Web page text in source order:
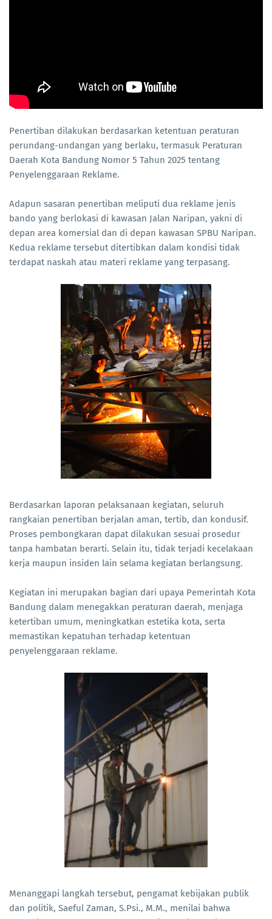
Penertiban dilakukan berdasarkan ketentuan peraturan
perundang-undangan yang berlaku, termasuk Peraturan
Daerah Kota Bandung Nomor 5 Tahun 2025 tentang
Penyelenggaraan Reklame.
Adapun sasaran penertiban meliputi dua reklame jenis
bando yang berlokasi di kawasan Jalan Naripan, yakni di
depan area komersial dan di depan kawasan SPBU Naripan.
Kedua reklame tersebut ditertibkan dalam kondisi tidak
terdapat naskah atau materi reklame yang terpasang.
Berdasarkan laporan pelaksanaan kegiatan, seluruh
rangkaian penertiban berjalan aman, tertib, dan kondusif.
Proses pembongkaran dapat dilakukan sesuai prosedur
tanpa hambatan berarti. Selain itu, tidak terjadi kecelakaan
kerja maupun insiden lain selama kegiatan berlangsung.
Kegiatan ini merupakan bagian dari upaya Pemerintah Kota
Bandung dalam menegakkan peraturan daerah, menjaga
ketertiban umum, meningkatkan estetika kota, serta
memastikan kepatuhan terhadap ketentuan
penyelenggaraan reklame.
Menanggapi langkah tersebut, pengamat kebijakan publik
dan politik, Saeful Zaman, S.Psi., M.M., menilai bahwa